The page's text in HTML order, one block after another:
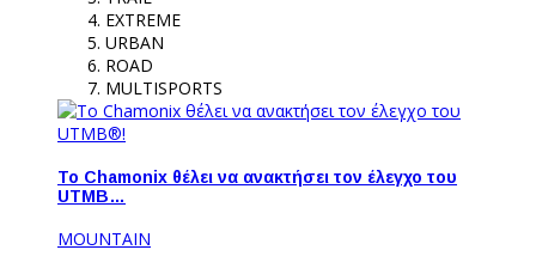
EXTREME
URBAN
ROAD
MULTISPORTS
Το Chamonix θέλει να ανακτήσει τον έλεγχο του
UTMB…
MOUNTAIN